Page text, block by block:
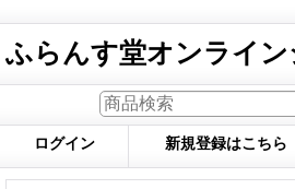
ふらんす堂オンライ
ログイン 新規登録はこちら